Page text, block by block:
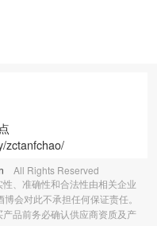
zctanfchao/
All Rights Reserved
、准确性和合法性由相关企业
会对此不承担任何保证责任。
品前务必确认供应商资质及产